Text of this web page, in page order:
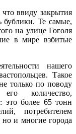
ввиду закрытия
бублики. Те самые,
на улице Гоголя
в мире взбитые
нашего
Такое
только по поводу
количество,
это более 65 тонн
потребителем
но и многие города